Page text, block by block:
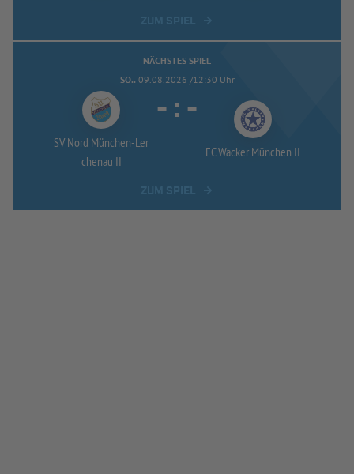
NÄCHSTES SPIEL
SO.. 09.08.2026 /12:30 Uhr
SV Nord München-Ler
chenau II
- : -
FC Wacker München II